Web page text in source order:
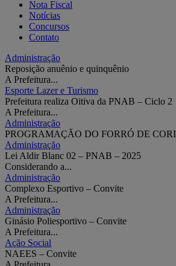
Nota Fiscal
Notícias
Concursos
Contato
Administração
Reposição anuênio e quinquênio
A Prefeitura...
Esporte Lazer e Turismo
Prefeitura realiza Oitiva da PNAB – Ciclo 2
A Prefeitura...
Administração
PROGRAMAÇÃO DO FORRÓ DE
Administração
Lei Aldir Blanc 02 – PNAB – 2025
Considerando a...
Administração
Complexo Esportivo – Convite
A Prefeitura...
Administração
Ginásio Poliesportivo – Convite
A Prefeitura...
Ação Social
NAEES – Convite